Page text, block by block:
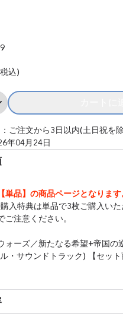
込)
ご注文から3日以内(土日祝を
年04月24日
単品】の商品ページとなります
入特典は単品で3枚ご購入いた
ご注意ください。
ォーズ／新たなる希望+帝国の
・サウンドトラック) 【セット